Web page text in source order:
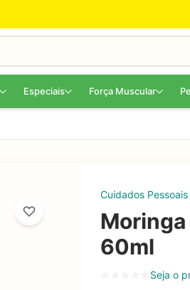
Especiais Força Muscular
Cuidados Pessoais
60ml
Seja o